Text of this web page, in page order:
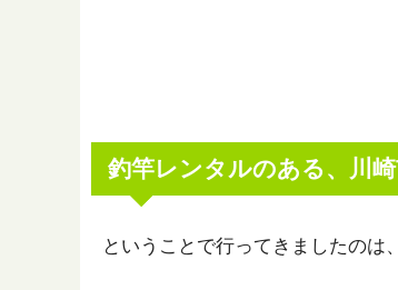
釣竿レンタルのある、川
ということで行ってきましたのは